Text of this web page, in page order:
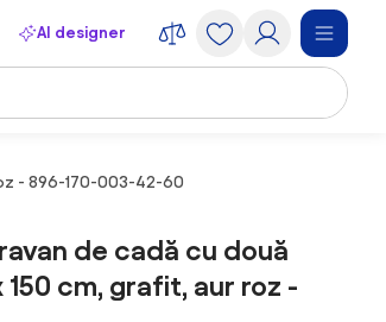
AI designer
- 896-170-003-42-60
de cadă cu două
cm, grafit, aur roz -